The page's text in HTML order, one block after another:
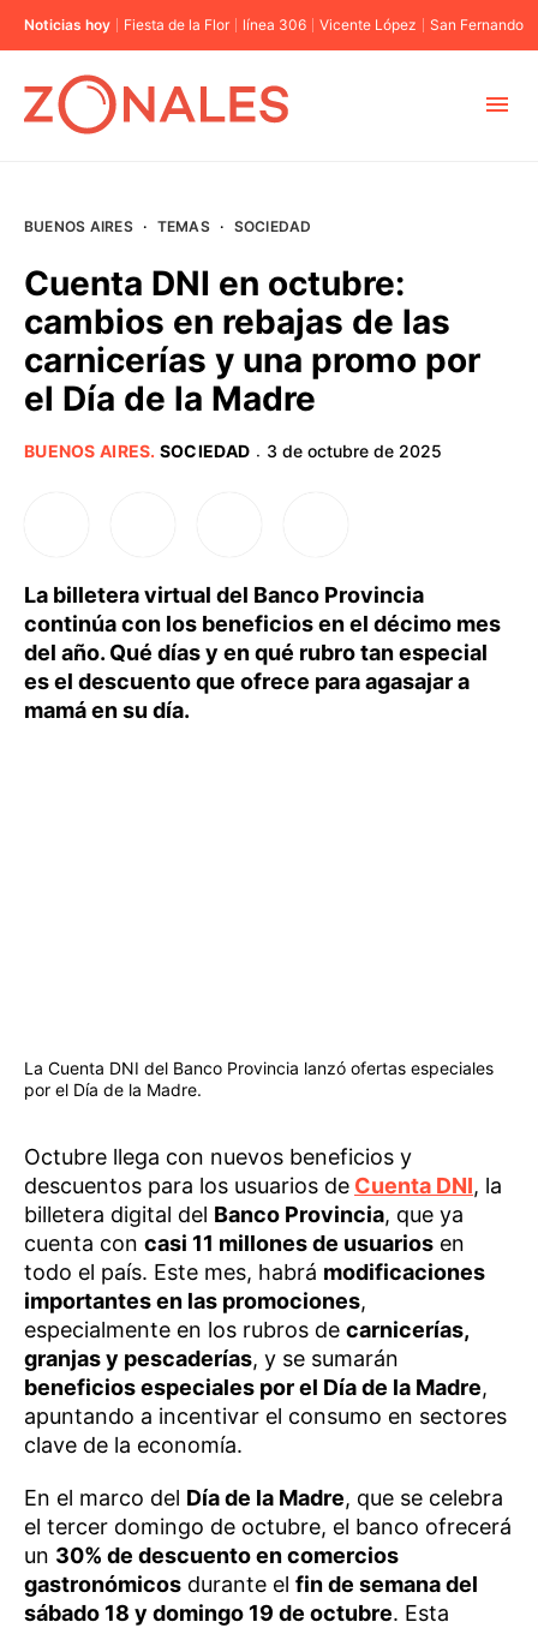
Noticias hoy Fiesta de la Flor línea 306 Vicente López San Fernando
BUENOS AIRES
PROVINCIAS
BUENOS AIRES · TEMAS · SOCIEDAD
Cuenta DNI en octubre:
cambios en rebajas de las
carnicerías y una promo por
el Día de la Madre
BUENOS AIRES. SOCIEDAD · 3 de octubre de 2025
La billetera virtual del Banco Provincia
continúa con los beneficios en el décimo mes
del año. Qué días y en qué rubro tan especial
es el descuento que ofrece para agasajar a
mamá en su día.
La Cuenta DNI del Banco Provincia lanzó ofertas especiales
por el Día de la Madre.
Octubre llega con nuevos beneficios y
descuentos para los usuarios de Cuenta DNI, la
billetera digital del Banco Provincia, que ya
cuenta con casi 11 millones de usuarios en
todo el país. Este mes, habrá modificaciones
importantes en las promociones,
especialmente en los rubros de carnicerías,
granjas y pescaderías, y se sumarán
beneficios especiales por el Día de la Madre,
apuntando a incentivar el consumo en sectores
clave de la economía.
En el marco del Día de la Madre, que se celebra
el tercer domingo de octubre, el banco ofrecerá
un 30% de descuento en comercios
gastronómicos durante el fin de semana del
sábado 18 y domingo 19 de octubre. Esta